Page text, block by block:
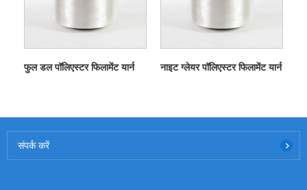
फुल डल पॉलिएस्टर फिलामेंट यार्न नाइट ग्लेयर पॉलिएस्टर फिलामेंट यार्न
संपर्क करें